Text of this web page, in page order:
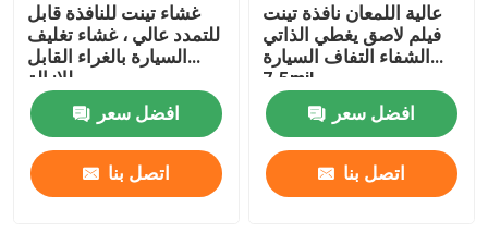
غشاء تينت للنافذة قابل
للتمدد عالي ، غشاء تغليف
السيارة بالغراء القابل
للإزالة
افضل سعر
اتصل بنا
عالية اللمعان نافذة تينت
فيلم لاصق يغطي الذاتي
الشفاء التفاف السيارة
7.5mil
افضل سعر
اتصل بنا